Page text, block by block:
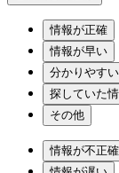
情報が正確
情報が早い
分かりやすい
探していた
その他
情報が不正確